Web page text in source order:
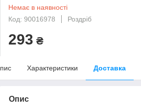
Немає в наявності
Код: 90016978
Роздріб
293 ₴
Характеристики Доставка
Опис